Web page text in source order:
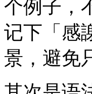
个例子，
记下「感
景，避免